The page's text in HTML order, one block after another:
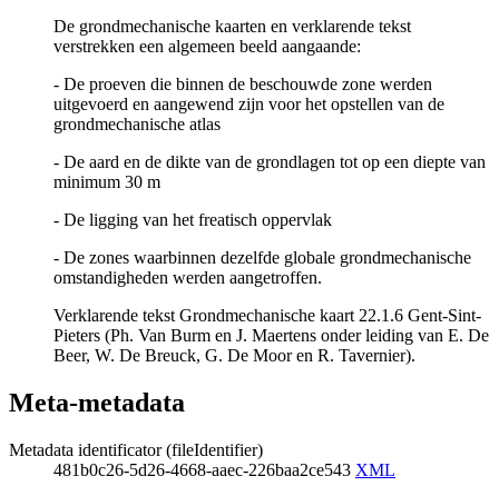
De grondmechanische kaarten en verklarende tekst
verstrekken een algemeen beeld aangaande:
- De proeven die binnen de beschouwde zone werden
uitgevoerd en aangewend zijn voor het opstellen van de
grondmechanische atlas
- De aard en de dikte van de grondlagen tot op een diepte van
minimum 30 m
- De ligging van het freatisch oppervlak
- De zones waarbinnen dezelfde globale grondmechanische
omstandigheden werden aangetroffen.
Verklarende tekst Grondmechanische kaart 22.1.6 Gent-Sint-
Pieters (Ph. Van Burm en J. Maertens onder leiding van E. De
Beer, W. De Breuck, G. De Moor en R. Tavernier).
Meta-metadata
Metadata identificator (fileIdentifier)
481b0c26-5d26-4668-aaec-226baa2ce543 XML